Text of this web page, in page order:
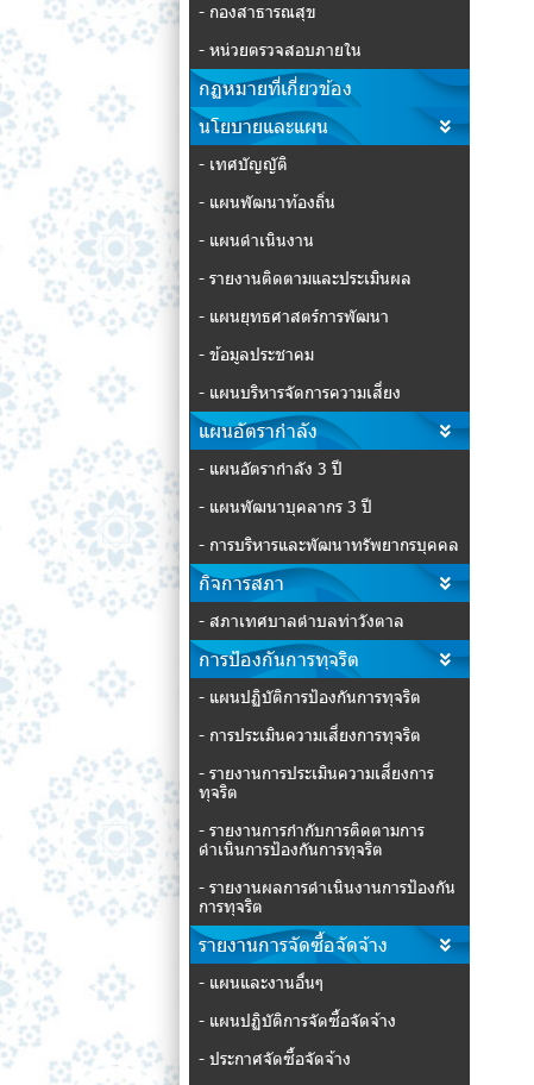
- กองสาธารณสุข
- หน่วยตรวจสอบภายใน
กฏหมายที่เกี่ยวข้อง
นโยบายและแผน
- เทศบัญญัติ
- แผนพัฒนาท้องถิ่น
- แผนดำเนินงาน
- รายงานติดตามและประเมินผล
- แผนยุทธศาสตร์การพัฒนา
- ข้อมูลประชาคม
- แผนบริหารจัดการความเสี่ยง
แผนอัตรากำลัง
- แผนอัตรากำลัง 3 ปี
- แผนพัฒนาบุคลากร 3 ปี
- การบริหารและพัฒนาทรัพยากรบุคคล
กิจการสภา
- สภาเทศบาลตำบลท่าวังตาล
การป้องกันการทุจริต
- แผนปฏิบัติการป้องกันการทุจริต
- การประเมินความเสี่ยงการทุจริต
- รายงานการประเมินความเสี่ยงการ
ทุจริต
- รายงานการกำกับการติดตามการ
ดำเนินการป้องกันการทุจริต
- รายงานผลการดำเนินงานการป้องกัน
การทุจริต
รายงานการจัดซื้อจัดจ้าง
- แผนและงานอื่นๆ
- แผนปฏิบัติการจัดซื้อจัดจ้าง
- ประกาศจัดซื้อจัดจ้าง